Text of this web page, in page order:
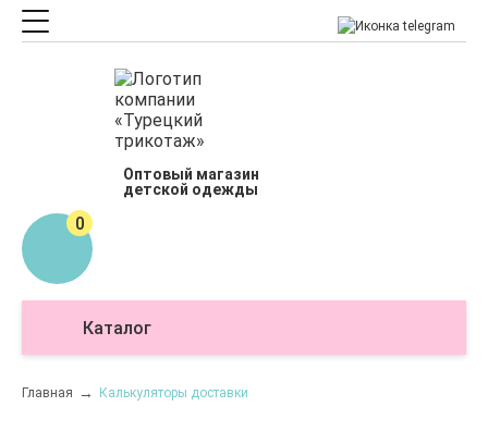
Оптовый магазин
детской одежды
0
Каталог
Главная Калькуляторы доставки